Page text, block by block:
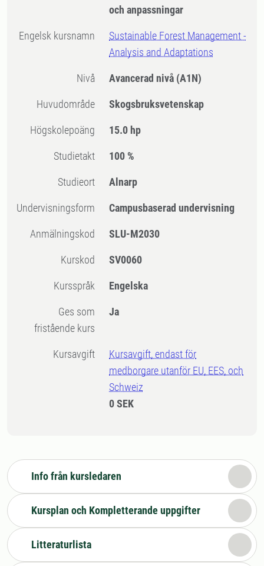
och anpassningar
Engelsk kursnamn
Sustainable Forest Management -
Analysis and Adaptations
Nivå Avancerad nivå (A1N)
Huvudområde Skogsbruksvetenskap
högskolepoäng 15.0 hp
Studietakt 100 %
Studieort Alnarp
Undervisningsform Campusbaserad undervisning
Anmälningskod SLU-M2030
Kurskod SV0060
Kursspråk Engelska
Ges som
fristående kurs
Ja
Kursavgift
Kursavgift, endast för
medborgare utanför EU, EES, och
Schweiz
0 SEK
Info från kursledaren
Kursplan och Kompletterande uppgifter
Litteraturlista